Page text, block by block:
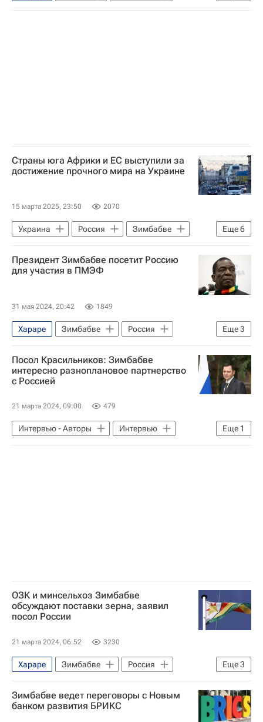
Русское географическое общество
Страны юга Африки и ЕС выступили за
достижение прочного мира на Украине
15 марта 2025, 23:50 2070
Еще6
Украина Россия
Зимбабве
Владимир Путин
Радослав Сикорский
Евросоюз
МИД Польши
НАТО
Президент Зимбабве посетит Россию
для участия в ПМЭФ
31 мая 2024, 20:42 1849
Еще3
Хараре Зимбабве
Россия
Эммерсон Мнангагва
ПМЭФ-2024
Санкт-Петербург
Посол Красильников: Зимбабве
интересно разноплановое партнерство
с Россией
21 марта 2024, 09:00 479
Еще 1
Интервью - Авторы
Интервью
Зимбабве
ОЗК и минсельхоз Зимбабве
обсуждают поставки зерна, заявил
посол России
21 марта 2024, 06:52 3230
Еще3
Хараре Зимбабве
Россия
Объединенная зерновая компания
Зимбабве ведет переговоры с Новым
банком развития БРИКС